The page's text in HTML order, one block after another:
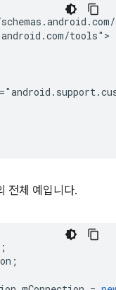
전체 예입니다.
;
;